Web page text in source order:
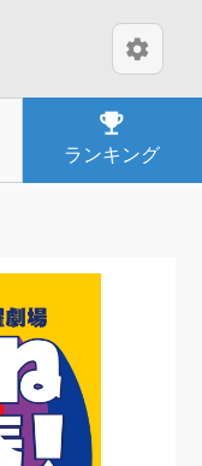
settings
emoji_events
ランキング